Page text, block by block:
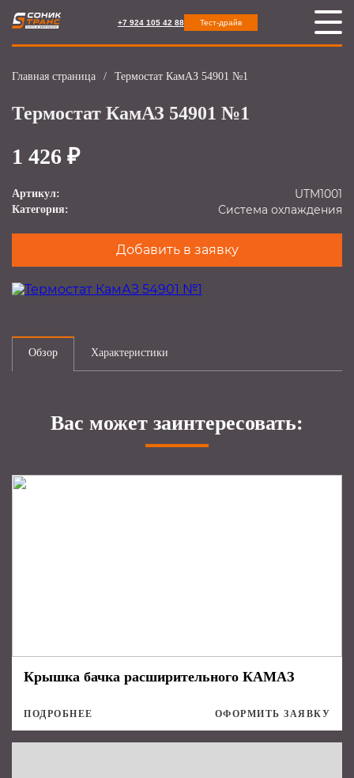
+7 924 105 42 88 Тест-драйв
Главная страница / Термостат КамАЗ 54901 №1
Термостат КамАЗ 54901 №1
1 426 ₽
Артикул: UTM1001
Категория: Система охлаждения
Добавить в заявку
Обзор Характеристики
Вас может заинтересовать:
Крышка бачка расширительного КАМАЗ
ПОДРОБНЕЕ ОФОРМИТЬ ЗАЯВКУ